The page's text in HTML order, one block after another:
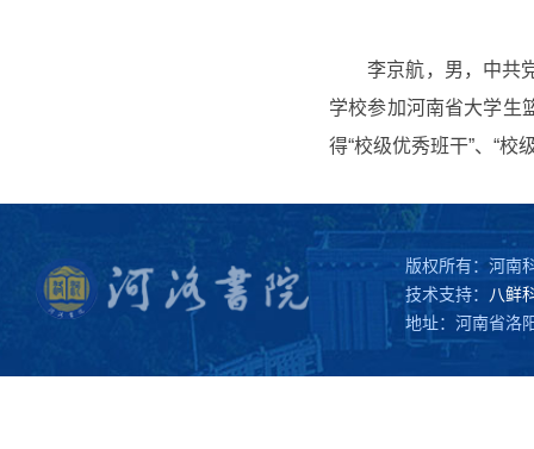
李京航，男，中共
学校参加河南省大学生
得“校级优秀班干”、“
版权所有：河南
技术支持：
八鲜
地址：河南省洛